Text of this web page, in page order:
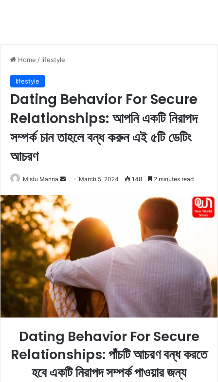
Home / lifestyle
lifestyle
Dating Behavior For Secure
Relationships: আপনি একটি নিরাপদ
সম্পর্ক চান তাহলে বন্ধ করুন এই ৫টি ডেটিং
আচরণ
Mistu Manna
n
d
a
n
e
m
a
i
l
March 5, 2024 148 2 minutes read
Dating Behavior For Secure
Relationships: পাঁচটি আচরণ বন্ধ করতে
হবে একটি নিরাপদ সম্পর্ক পাওয়ার জন্য